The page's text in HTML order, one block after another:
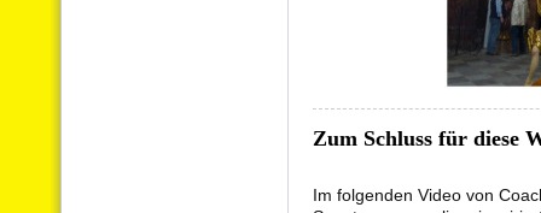
Zum Schluss für diese
Im folgenden Video von